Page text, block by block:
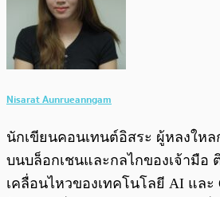
Nisarat Aunrueanngam
นักเขียนคอนเทนต์อิสระ ผู้หลงให
บนบล็อกเชนและกลไกของเจ้ามือ
เคลื่อนไหวของเทคโนโลยี AI และ